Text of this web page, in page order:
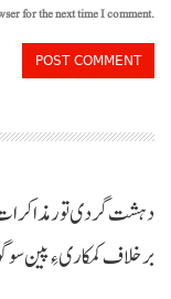
for the next time I comment.
دہشت گردی تور مذاکرات
برخلاف کمکاری ءِ پین